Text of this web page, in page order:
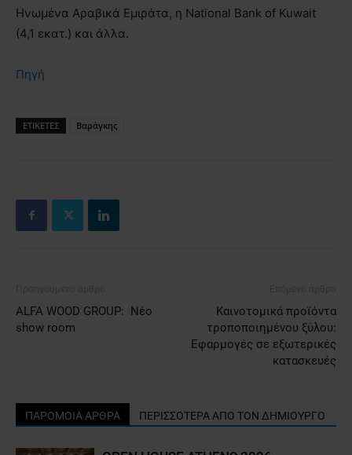
Ηνωμένα Αραβικά Εμιράτα, η National Bank of Kuwait
(4,1 εκατ.) και άλλα.
Πηγή
ΕΤΙΚΕΤΕΣ Βαράγκης
ΑLFA WOOD GROUP: Νέο
show room
Καινοτομικά προϊόντα
τροποποιημένου ξύλου:
Εφαρμογές σε εξωτερικές
κατασκευές
ΠΑΡΟΜΟΙΑ ΑΡΘΡΑ ΠΕΡΙΣΣΟΤΕΡΑ ΑΠΟ ΤΟΝ ΔΗΜΙΟΥΡΓΟ